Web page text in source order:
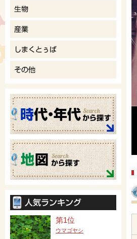
第1位
ウマゴヤシ